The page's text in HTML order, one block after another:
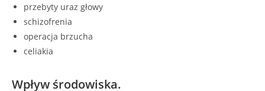
przebyty uraz głowy
schizofrenia
operacja brzucha
celiakia
Wpływ środowiska.